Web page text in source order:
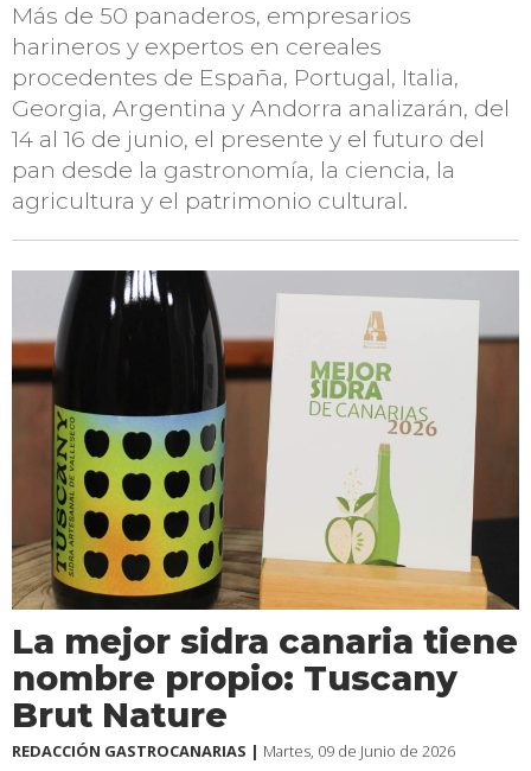
Más de 50 panaderos, empresarios
harineros y expertos en cereales
procedentes de España, Portugal, Italia,
Georgia, Argentina y Andorra analizarán, del
14 al 16 de junio, el presente y el futuro del
pan desde la gastronomía, la ciencia, la
agricultura y el patrimonio cultural.
La mejor sidra canaria tiene
nombre propio: Tuscany
Brut Nature
REDACCIÓN GASTROCANARIAS | Martes, 09 de Junio de 2026